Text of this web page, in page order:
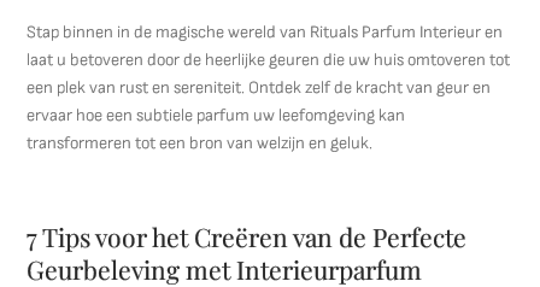
Stap binnen in de magische wereld van Rituals Parfum Interieur en
laat u betoveren door de heerlijke geuren die uw huis omtoveren tot
een plek van rust en sereniteit. Ontdek zelf de kracht van geur en
ervaar hoe een subtiele parfum uw leefomgeving kan
transformeren tot een bron van welzijn en geluk.
7 Tips voor het Creëren van de Perfecte
Geurbeleving met Interieurparfum